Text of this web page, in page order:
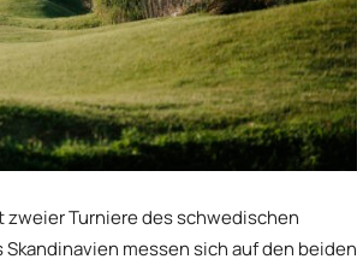
zweier Turniere des schwedischen
messen sich auf den beiden